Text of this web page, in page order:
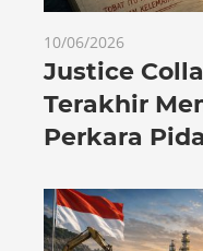
10/06/2026
Justice
Terakhir
Perkara